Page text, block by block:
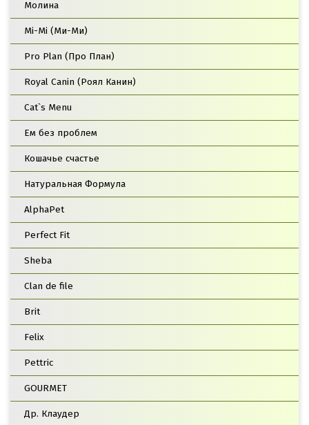
Молина
Mi-Mi (Ми-Ми)
Pro Plan (Про План)
Royal Canin (Роял Канин)
Cat`s Menu
Ем без проблем
Кошачье счастье
Натуральная Формула
AlphaPet
Perfect Fit
Sheba
Clan de file
Brit
Felix
Pettric
GOURMET
Др. Клаудер